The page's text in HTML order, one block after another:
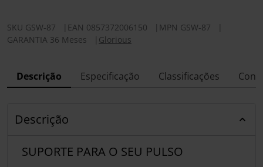
SKU GSW-87 EAN 0857372006150 MPN GSW-87
GARANTIA 36 Meses
Glorious
Descrição Especificação Classificações
Descrição
SUPORTE PARA O SEU PULSO